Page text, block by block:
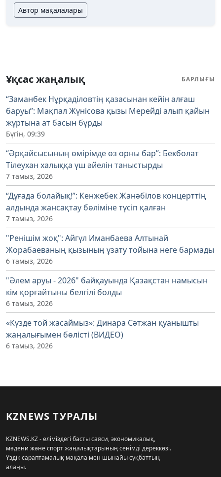
Автор мақалалары
Ұқсас жаңалық БАРЛЫҒЫ
“Заманбек Нұрқаділовтің қазасынан кейін алғаш
баруы”: Мақпал Жүнісова қызы Мерейді алып қайын
жұртына ат басын бұрды
Бүгін, 09:39
“Әрқайсысының өмірімде өз орны бар”: Бекболат
Тілеухан халыққа үш әйелін таныстырды
7 тамыз, 2026
“Дұғада болайық!”: Кенжебек Жанәбілов концерттің
алдында жансақтау бөліміне түсіп қалған
7 тамыз, 2026
"Ренішім жоқ": Айгүл Иманбаева Алтынай
Жорабаеваның қызының ұзату тойына неге бармады
6 тамыз, 2026
"Әлем аруы - 2026" байқауында Қазақстан намысын
кім қорғайтыны белгілі болды
6 тамыз, 2026
«Күзде той жасаймыз»: Динара Сәтжан қуанышты
жаңалығымен бөлісті (ВИДЕО)
6 тамыз, 2026
KZNEWS ТУРАЛЫ
KZNEWS.KZ - еліміздегі басты саяси, экономикалық,
мәдени және спорт жаңалықтарының сенімді дереккөзі.
Үздік сараптамалық мақала мен шынайы сұқбаттың
алаңы.